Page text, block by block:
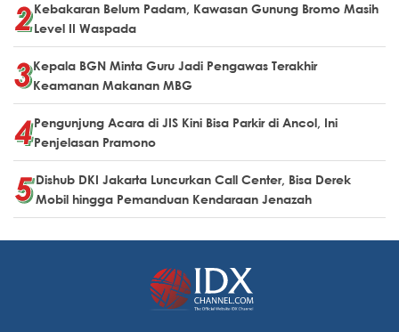
Kebakaran Belum Padam, Kawasan Gunung Bromo Masih
Level II Waspada
Kepala BGN Minta Guru Jadi Pengawas Terakhir
Keamanan Makanan MBG
Pengunjung Acara di JIS Kini Bisa Parkir di Ancol, Ini
Penjelasan Pramono
Dishub DKI Jakarta Luncurkan Call Center, Bisa Derek
Mobil hingga Pemanduan Kendaraan Jenazah